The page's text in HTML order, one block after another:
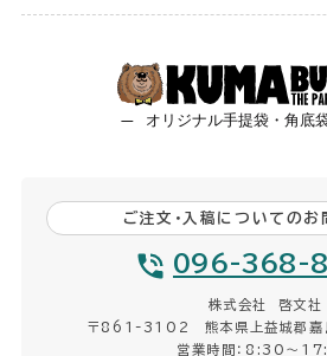
ご注文・入稿についてのお
096-368-
株式会社 啓文社
〒861-3102 熊本県上益城郡嘉
営業時間：8:30〜